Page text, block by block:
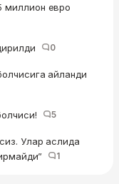
миллион евро
0
айланди
5
Улар аслида
1